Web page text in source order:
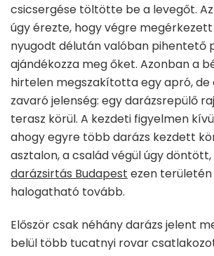
csicsergése töltötte be a levegőt.
úgy érezte, hogy végre megérkezett
nyugodt délután valóban pihentető
ajándékozza meg őket. Azonban a
hirtelen megszakította egy apró, de
zavaró jelenség: egy darázsrepülő
terasz körül. A kezdeti figyelmen
ahogy egyre több darázs kezdett
asztalon, a család végül úgy
darázsirtás Budapest ezen
halogatható tovább.
Először csak néhány darázs jelent
belül több tucatnyi rovar